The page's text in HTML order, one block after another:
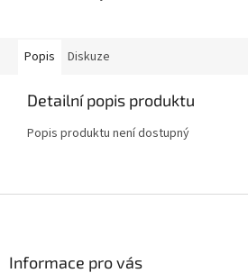
Popis Diskuze
Detailní popis produktu
Popis produktu není dostupný
Informace pro vás